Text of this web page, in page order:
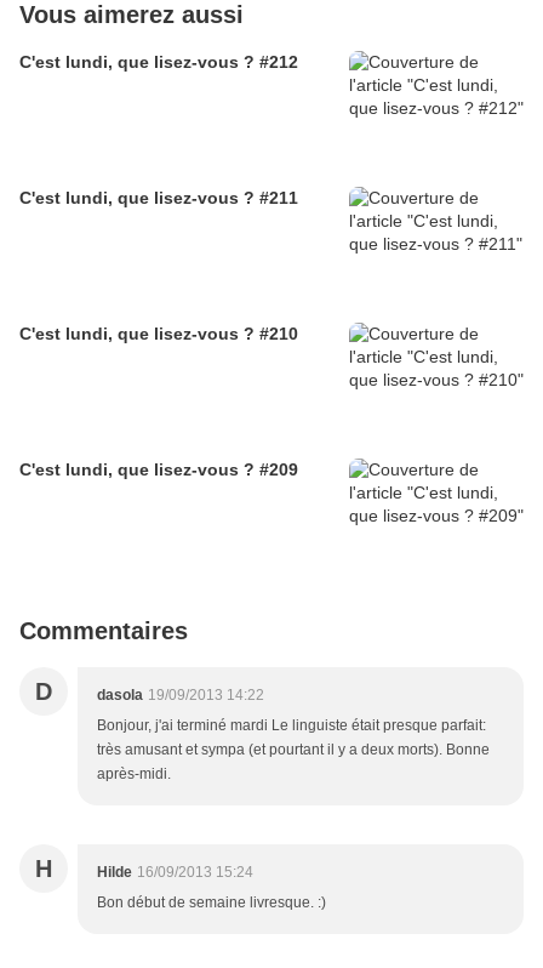
Vous aimerez aussi
C'est lundi, que lisez-vous ? #212
C'est lundi, que lisez-vous ? #211
C'est lundi, que lisez-vous ? #210
C'est lundi, que lisez-vous ? #209
Commentaires
D dasola 19/09/2013 14:22
Bonjour, j'ai terminé mardi Le linguiste était presque parfait:
très amusant et sympa (et pourtant il y a deux morts). Bonne
après-midi.
H Hilde 16/09/2013 15:24
Bon début de semaine livresque. :)